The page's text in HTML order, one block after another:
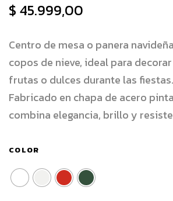
$ 45.999,00
Centro de mesa o panera
copos de nieve, ideal para
frutas o dulces durante las fiestas.
Fabricado en chapa de acero
combina elegancia, brillo y
COLOR